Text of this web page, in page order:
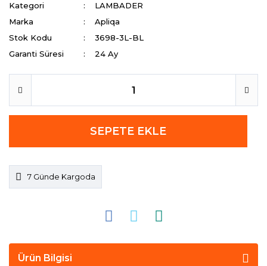
Kategori
LAMBADER
Marka
Apliqa
Stok Kodu
3698-3L-BL
Garanti Süresi
24 Ay
SEPETE EKLE
7 Günde Kargoda
Ürün Bilgisi